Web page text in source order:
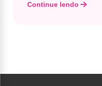
Continue lendo